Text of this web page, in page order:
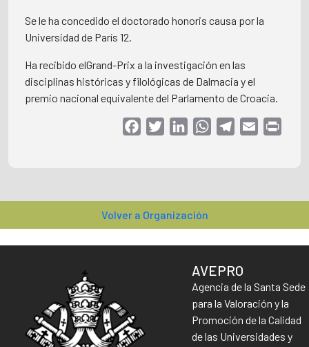
Se le ha concedido el doctorado honoris causa por la
Universidad de París 12.
Ha recibido elGrand-Prix a la investigación en las
disciplinas históricas y filológicas de Dalmacia y el
premio nacional equivalente del Parlamento de Croacia.
FacebookTwitterLinkedInWhatsAppTelegram
Email
Volver a Organización
AVEPRO
Agencia de la Santa Sede
para la Valoración y la
Promoción de la Calidad
de las Universidades y